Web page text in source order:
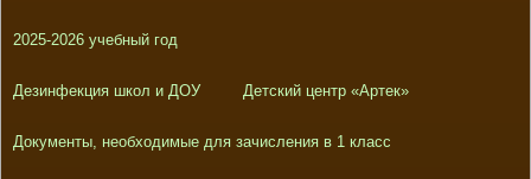
2025-2026 учебный год
Дезинфекция школ и ДОУ Детский центр «Артек»
Документы, необходимые для зачисления в 1 класс